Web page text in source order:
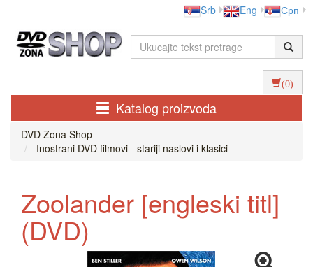
Srb Eng Срп
(0)
Katalog proizvoda
DVD Zona Shop
Inostrani DVD filmovi - stariji naslovi i klasici
Zoolander [engleski titl]
(DVD)